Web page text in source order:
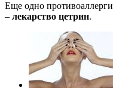
Еще одно
– лекарство цетрин.